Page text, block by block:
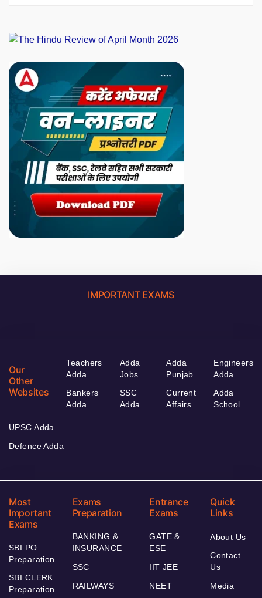
IMPORTANT EXAMS
Our
Other
Websites
Teachers
Adda
Bankers
Adda
Adda
Jobs
SSC
Adda
Adda
Punjab
Current
Affairs
Engineers
Adda
Adda
School
UPSC Adda
Defence Adda
Most
Important
Exams
SBI PO
Preparation
SBI CLERK
Preparation
Exams
Preparation
BANKING &
INSURANCE
SSC
RAILWAYS
Entrance
Exams
GATE &
ESE
IIT JEE
NEET
Quick
Links
About Us
Contact
Us
Media